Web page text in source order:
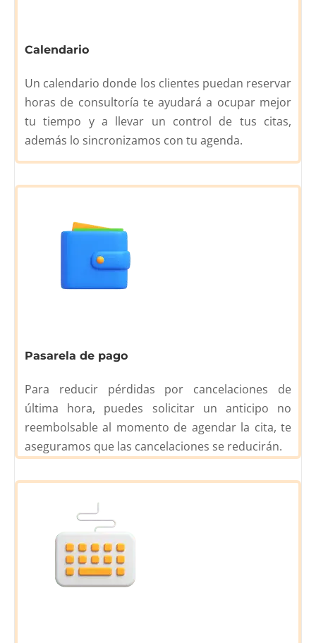
Calendario
Un calendario donde los clientes puedan reservar
horas de consultoría te ayudará a ocupar mejor
tu tiempo y a llevar un control de tus citas,
además lo sincronizamos con tu agenda.
Pasarela de pago
Para reducir pérdidas por cancelaciones de
última hora, puedes solicitar un anticipo no
reembolsable al momento de agendar la cita, te
aseguramos que las cancelaciones se reducirán.